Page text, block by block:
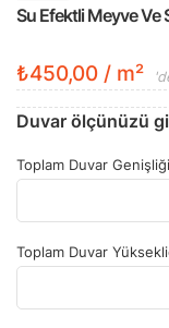
Su Efektli Meyve Ve
₺450,00 / m²
Duvar ölçünüzü
Toplam Duvar Genişliği
Toplam Duvar